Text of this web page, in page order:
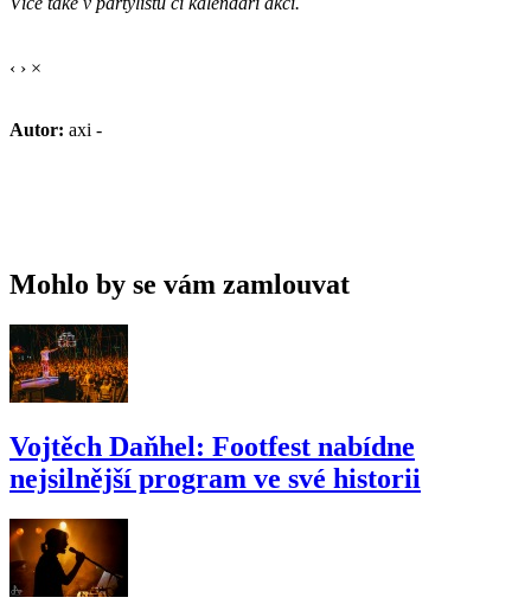
‹ › ×
Autor: axi -
Mohlo by se vám zamlouvat
Vojtěch Daňhel: Footfest nabídne
nejsilnější program ve své historii